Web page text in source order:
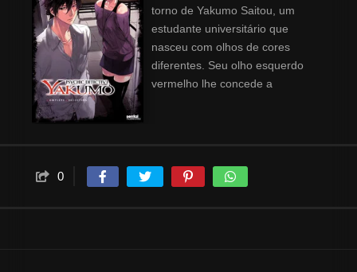
torno de Yakumo Saitou, um
estudante universitário que
nasceu com olhos de cores
diferentes. Seu olho esquerdo
vermelho lhe concede a
ligados à terra por algum motivo
0